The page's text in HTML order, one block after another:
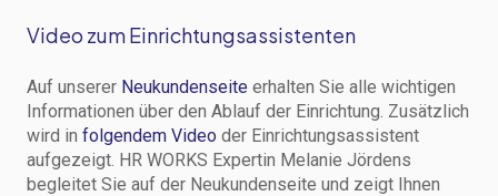
Video zum Einrichtungsassistenten
Auf unserer Neukundenseite erhalten Sie alle wichtigen
Informationen über den Ablauf der Einrichtung. Zusätzlich
wird in folgendem Video der Einrichtungsassistent
aufgezeigt. HR WORKS Expertin Melanie Jördens
begleitet Sie auf der Neukundenseite und zeigt Ihnen